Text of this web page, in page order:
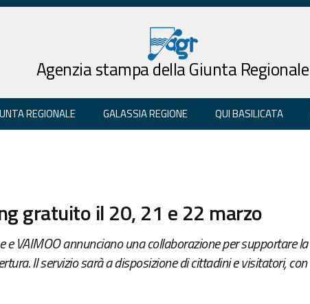
Agenzia stampa della Giunta Regionale
REGIONALE GALASSIA REGIONE QUI BASILICATA
gratuito il 20, 21 e 22 marzo
e VAIMOO annunciano una collaborazione per supportare la
Il servizio sarà a disposizione di cittadini e visitatori, con